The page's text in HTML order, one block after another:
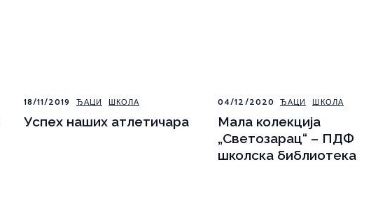
18/11/2019 ЂАЦИ ШКОЛА
Успех наших атлетичара
04/12/2020 ЂАЦИ ШКОЛА
Мала колекција
„Светозарац“ – ПДФ
школска библиотека